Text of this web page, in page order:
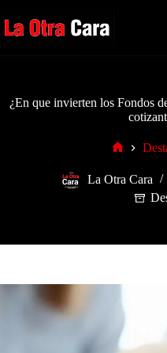
al
contenido
¿En que invierten los Fondos
La Otra Cara